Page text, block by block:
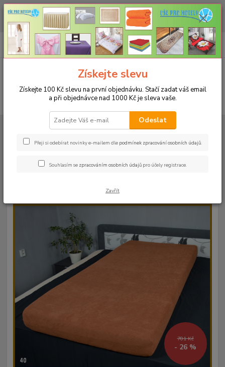
CHCETE NAKOUPIT VĚTŠÍ MNOŽSTVÍ NAŠICH PRODUKTŮ ZA LEPŠÍ
CENU? Klikněte ZDE
CZK
+420 773 794 023
Pondělí-pátek 9-16 hodin
0ks
za0 Kč
PROSTĚRADLA
Froté prostěradla s gumou - 190g/m2 - 45 barev
40 terrakota
Froté prostěradlo 200x220cm -
701 Kč
- 26 %
Získejte slevu
Získejte 100 Kč slevu na první objednávku. Stačí zadat váš email
a při objednávce nad 1000 Kč je sleva vaše.
Odeslat
Přeji si odebírat novinky e-mailem dle podmínek zpracování osobních údajů.
Souhlasím se zpracováním osobních údajů pro účely registrace.
Zavřít